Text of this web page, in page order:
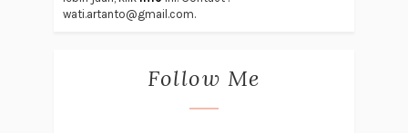
wati.artanto@gmail.com.
Follow Me